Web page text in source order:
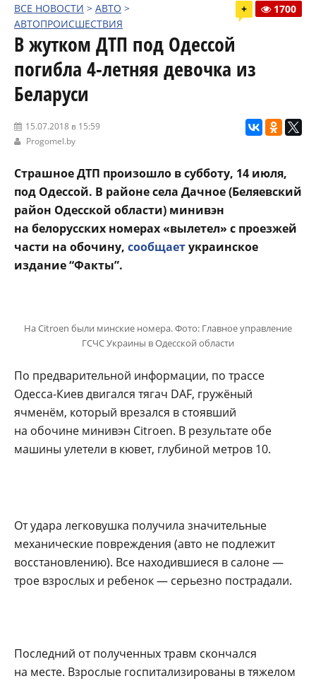
ВСЕ НОВОСТИ > АВТО >
АВТОПРОИСШЕСТВИЯ
+ 1700
В жутком ДТП под Одессой
погибла 4-летняя девочка из
Беларуси
15.07.2018 в 15:59
Progomel.by
Страшное ДТП произошло в субботу, 14 июля,
под Одессой. В районе села Дачное (Беляевский
район Одесской области) минивэн
на белорусских номерах «вылетел» с проезжей
части на обочину, сообщаетукраинское
издание “Факты”.
На Citroen были минские номера. Фото: Главное управление
ГСЧС Украины в Одесской области
По предварительной информации, по трассе
Одесса-Киев двигался тягач DAF, гружёный
ячменём, который врезался в стоявший
на обочине минивэн Citroen. В результате обе
машины улетели в кювет, глубиной метров 10.
От удара легковушка получила значительные
механические повреждения (авто не подлежит
восстановлению). Все находившиеся в салоне —
трое взрослых и ребенок — серьезно пострадали.
Последний от полученных травм скончался
на месте. Взрослые госпитализированы в тяжелом